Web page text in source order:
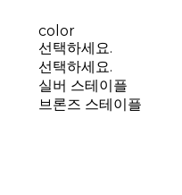
color
선택하세요.
선택하세요.
실버 스테이플
브론즈 스테이플